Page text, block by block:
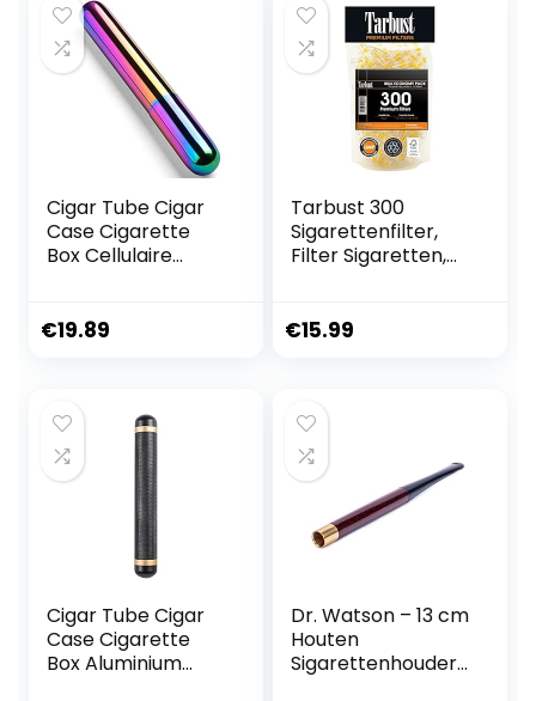
simulatie
halloween
geschenk
5.25 mm – 6 mm,
Sigarettenmondst
uk voor Slim
Cigar Tube Cigar
Case Cigarette
Box Cellulaire
Draagbare
Accessoires-Kleur
€19.89
Tarbust 300
Sigarettenfilter,
Filter Sigaretten,
Sigarettenfilter
€15.99
Cigar Tube Cigar
Case Cigarette
Box Aluminium
Dr. Watson – 13 cm
Houten
Sigarettenhouder,